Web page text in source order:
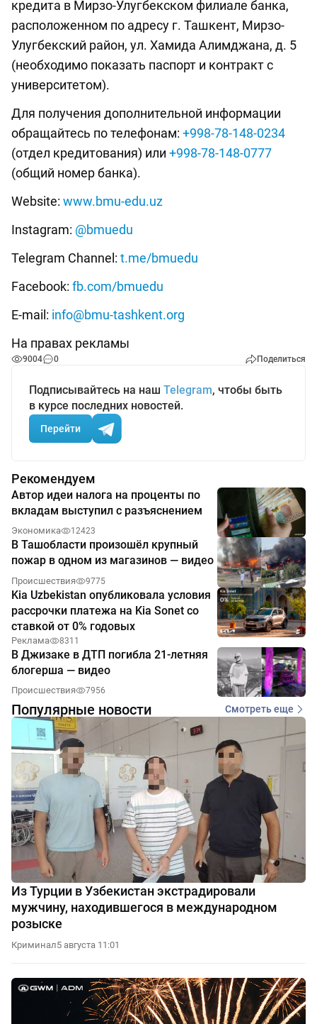
кредита в Мирзо-Улугбекском филиале банка,
расположенном по адресу г. Ташкент, Мирзо-
Улугбекский район, ул. Хамида Алимджана, д. 5
(необходимо показать паспорт и контракт с
университетом).
Для получения дополнительной информации
обращайтесь по телефонам: +998-78-148-0234
(отдел кредитования) или +998-78-148-0777
(общий номер банка).
Website: www.bmu-edu.uz
Instagram: @bmuedu
Telegram Channel: t.me/bmuedu
Facebook: fb.com/bmuedu
E-mail: info@bmu-tashkent.org
На правах рекламы
9004 0 Поделиться
Подписывайтесь на наш Telegram, чтобы быть
в курсе последних новостей.
Перейти
Рекомендуем
Автор идеи налога на проценты по
вкладам выступил с разъяснением
Экономика 12423
В Ташобласти произошёл крупный
пожар в одном из магазинов — видео
Происшествия 9775
Kia Uzbekistan опубликовала условия
рассрочки платежа на Kia Sonet со
ставкой от 0% годовых
Реклама 8311
В Джизаке в ДТП погибла 21-летняя
блогерша — видео
Происшествия 7956
Популярные новости Смотреть еще
Из Турции в Узбекистан экстрадировали
мужчину, находившегося в международном
розыске
Криминал5 августа 11:01